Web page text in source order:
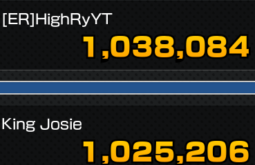
[ER]HighRyYT
1,038,084
King Josie
1,025,206